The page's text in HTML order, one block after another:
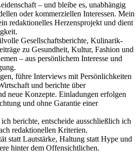
– und bleibe es, unabhängig
oder kommerziellen Interessen. Mein
redaktionelles Herzensprojekt und dient
Gesellschaftsberichte, Kulinarik-
zu Gesundheit, Kultur, Fashion und
– aus persönlichem Interesse und
führe Interviews mit Persönlichkeiten
und berichte über
neue Konzepte. Einladungen erfolgen
und ohne Garantie einer
berichte, entscheide ausschließlich ich
redaktionellen Kriterien.
statt Lautstärke, Haltung statt Hype und
hinter dem Offensichtlichen.